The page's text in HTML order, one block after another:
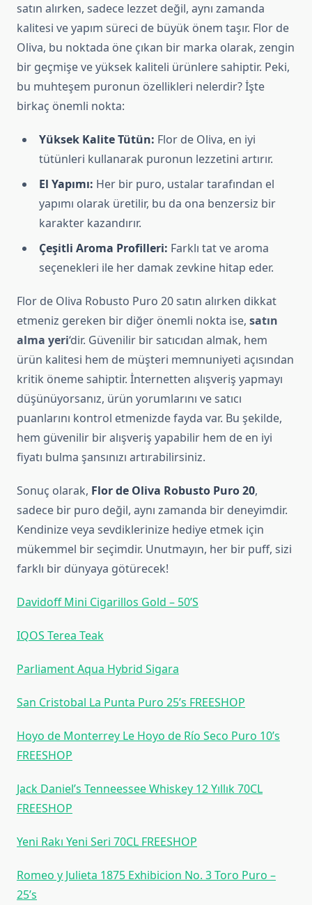
satın alırken, sadece lezzet değil, aynı zamanda
kalitesi ve yapım süreci de büyük önem taşır. Flor de
Oliva, bu noktada öne çıkan bir marka olarak, zengin
bir geçmişe ve yüksek kaliteli ürünlere sahiptir. Peki,
bu muhteşem puronun özellikleri nelerdir? İşte
birkaç önemli nokta:
Yüksek Kalite Tütün: Flor de Oliva, en iyi
tütünleri kullanarak puronun lezzetini artırır.
El Yapımı: Her bir puro, ustalar tarafından el
yapımı olarak üretilir, bu da ona benzersiz bir
karakter kazandırır.
Çeşitli Aroma Profilleri: Farklı tat ve aroma
seçenekleri ile her damak zevkine hitap eder.
Flor de Oliva Robusto Puro 20 satın alırken dikkat
etmeniz gereken bir diğer önemli nokta ise, satın
alma yeri‘dir. Güvenilir bir satıcıdan almak, hem
ürün kalitesi hem de müşteri memnuniyeti açısından
kritik öneme sahiptir. İnternetten alışveriş yapmayı
düşünüyorsanız, ürün yorumlarını ve satıcı
puanlarını kontrol etmenizde fayda var. Bu şekilde,
hem güvenilir bir alışveriş yapabilir hem de en iyi
fiyatı bulma şansınızı artırabilirsiniz.
Sonuç olarak, Flor de Oliva Robusto Puro 20,
sadece bir puro değil, aynı zamanda bir deneyimdir.
Kendinize veya sevdiklerinize hediye etmek için
mükemmel bir seçimdir. Unutmayın, her bir puff, sizi
farklı bir dünyaya götürecek!
Davidoff Mini Cigarillos Gold – 50’S
IQOS Terea Teak
Parliament Aqua Hybrid Sigara
San Cristobal La Punta Puro 25’s FREESHOP
Hoyo de Monterrey Le Hoyo de Río Seco Puro 10’s
FREESHOP
Jack Daniel’s Tenneessee Whiskey 12 Yıllık 70CL
FREESHOP
Yeni Rakı Yeni Seri 70CL FREESHOP
Romeo y Julieta 1875 Exhibicion No. 3 Toro Puro –
25’s